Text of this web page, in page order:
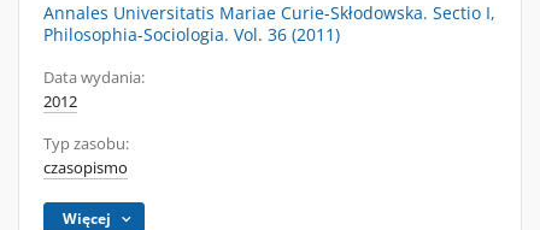
Annales Universitatis Mariae Curie-Skłodowska. Sectio I,
Philosophia-Sociologia. Vol. 36 (2011)
Data wydania:
2012
Typ zasobu:
czasopismo
Więcej